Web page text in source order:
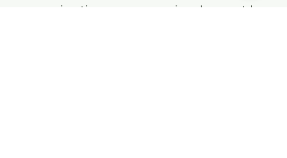
projection, essuyez simplement le